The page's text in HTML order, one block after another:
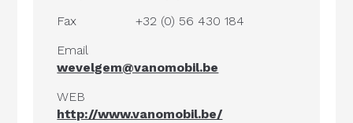
Fax
+32 (0) 56 430 184
Email
wevelgem@vanomobil.be
WEB
http://www.vanomobil.be/